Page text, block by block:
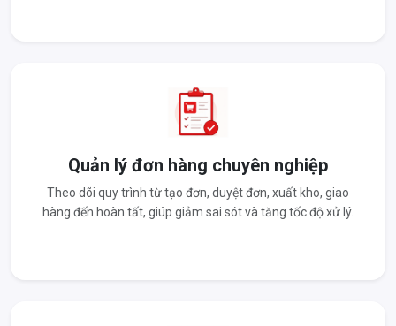
Quản lý đơn hàng chuyên nghiệp
Theo dõi quy trình từ tạo đơn, duyệt đơn, xuất kho, giao
hàng đến hoàn tất, giúp giảm sai sót và tăng tốc độ xử lý.